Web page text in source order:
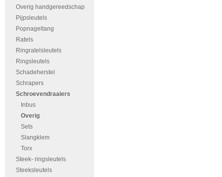
Overig handgereedschap
Pijpsleutels
Popnageltang
Ratels
Ringratelsleutels
Ringsleutels
Schadeherstel
Schrapers
Schroevendraaiers
Inbus
Overig
Sets
Slangklem
Torx
Steek- ringsleutels
Steeksleutels